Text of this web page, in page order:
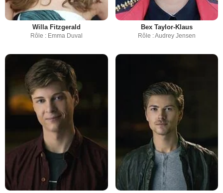
Willa Fitzgerald
Rôle : Emma Duval
Bex Taylor-Klaus
Rôle : Audrey Jensen